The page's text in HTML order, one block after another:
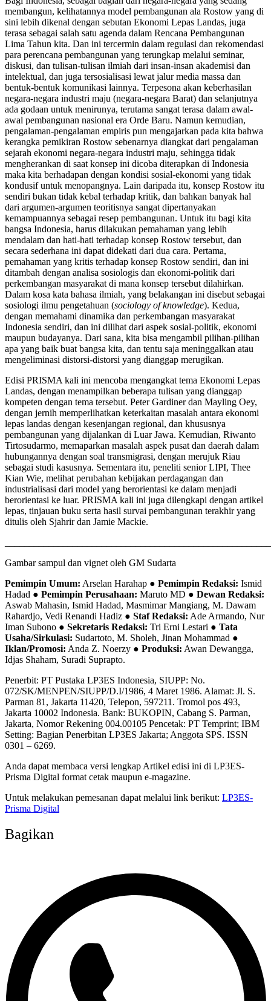
membangun, kelihatannya model pembangunan ala Rostow yang di
sini lebih dikenal dengan sebutan Ekonomi Lepas Landas, juga
terasa sebagai salah satu agenda dalam Rencana Pembangunan
Lima Tahun kita. Dan ini tercermin dalam regulasi dan rekomendasi
para perencana pembangunan yang terungkap melalui seminar,
diskusi, dan tulisan-tulisan ilmiah dari insan-insan akademisi dan
intelektual, dan juga tersosialisasi lewat jalur media massa dan
bentuk-bentuk komunikasi lainnya. Terpesona akan keberhasilan
negara-negara industri maju (negara-negara Barat) dan selanjutnya
ada godaan untuk menirunya, terutama sangat terasa dalam awal-
awal pembangunan nasional era Orde Baru. Namun kemudian,
pengalaman-pengalaman empiris pun mengajarkan pada kita bahwa
kerangka pemikiran Rostow sebenarnya diangkat dari pengalaman
sejarah ekonomi negara-negara industri maju, sehingga tidak
mengherankan di saat konsep ini dicoba diterapkan di Indonesia
maka kita berhadapan dengan kondisi sosial-ekonomi yang tidak
kondusif untuk menopangnya. Lain daripada itu, konsep Rostow itu
sendiri bukan tidak kebal terhadap kritik, dan bahkan banyak hal
dari argumen-argumen teoritisnya sangat dipertanyakan
kemampuannya sebagai resep pembangunan. Untuk itu bagi kita
bangsa Indonesia, harus dilakukan pemahaman yang lebih
mendalam dan hati-hati terhadap konsep Rostow tersebut, dan
secara sederhana ini dapat didekati dari dua cara. Pertama,
pemahaman yang kritis terhadap konsep Rostow sendiri, dan ini
ditambah dengan analisa sosiologis dan ekonomi-politik dari
perkembangan masyarakat di mana konsep tersebut dilahirkan.
Dalam kosa kata bahasa ilmiah, yang belakangan ini disebut sebagai
sosiologi ilmu pengetahuan (sociology of knowledge). Kedua,
dengan memahami dinamika dan perkembangan masyarakat
Indonesia sendiri, dan ini dilihat dari aspek sosial-politik, ekonomi
maupun budayanya. Dari sana, kita bisa mengambil pilihan-pilihan
apa yang baik buat bangsa kita, dan tentu saja meninggalkan atau
mengeliminasi distorsi-distorsi yang dianggap merugikan.
Edisi PRISMA kali ini mencoba mengangkat tema Ekonomi Lepas
Landas, dengan menampilkan beberapa tulisan yang dianggap
kompeten dengan tema tersebut. Peter Gardiner dan Mayling Oey,
dengan jernih memperlihatkan keterkaitan masalah antara ekonomi
lepas landas dengan kesenjangan regional, dan khususnya
pembangunan yang dijalankan di Luar Jawa. Kemudian, Riwanto
Tirtosudarmo, memaparkan masalah aspek pusat dan daerah dalam
hubungannya dengan soal transmigrasi, dengan merujuk Riau
sebagai studi kasusnya. Sementara itu, peneliti senior LIPI, Thee
Kian Wie, melihat perubahan kebijakan perdagangan dan
industrialisasi dari model yang berorientasi ke dalam menjadi
berorientasi ke luar. PRISMA kali ini juga dilengkapi dengan artikel
lepas, tinjauan buku serta hasil survai pembangunan terakhir yang
ditulis oleh Sjahrir dan Jamie Mackie.
Gambar sampul dan vignet oleh GM Sudarta
Pemimpin Umum: Arselan Harahap ● Pemimpin Redaksi: Ismid
Hadad ● Pemimpin Perusahaan: Maruto MD ● Dewan Redaksi:
Aswab Mahasin, Ismid Hadad, Masmimar Mangiang, M. Dawam
Rahardjo, Vedi Renandi Hadiz ● Staf Redaksi: Ade Armando, Nur
Iman Subono ● Sekretaris Redaksi: Tri Erni Lestari ● Tata
Usaha/Sirkulasi: Sudartoto, M. Sholeh, Jinan Mohammad ●
Iklan/Promosi: Anda Z. Noerzy ● Produksi: Awan Dewangga,
Idjas Shaham, Suradi Suprapto.
Penerbit: PT Pustaka LP3ES Indonesia, SIUPP: No.
072/SK/MENPEN/SIUPP/D.I/1986, 4 Maret 1986. Alamat: Jl. S.
Parman 81, Jakarta 11420, Telepon, 597211. Tromol pos 493,
Jakarta 10002 Indonesia. Bank: BUKOPIN, Cabang S. Parman,
Jakarta, Nomor Rekening 004.00105 Pencetak: PT Temprint; IBM
Setting: Bagian Penerbitan LP3ES Jakarta; Anggota SPS. ISSN
0301 – 6269.
Anda dapat membaca versi lengkap Artikel edisi ini di LP3ES-
Prisma Digital format cetak maupun e-magazine.
Untuk melakukan pemesanan dapat melalui link berikut: LP3ES-
Prisma Digital
Bagikan